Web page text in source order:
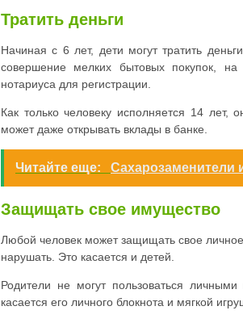
Тратить деньги
Начиная с 6 лет, дети могут тратить
совершение мелких бытовых покупок,
нотариуса для регистрации.
Как только человеку исполняется 14 лет,
может даже открывать вклады в банке.
Читайте еще: Сахарозаменители
Защищать свое имущество
Любой человек может защищать свое
нарушать. Это касается и детей.
Родители не могут пользоваться
касается его личного блокнота и мягкой